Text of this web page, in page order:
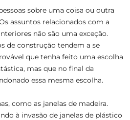
sobre uma coisa ou outra
assuntos relacionados com a
não são uma exceção.
de construção tendem a se
que tenha feito uma escolha
mas que no final da
essa mesma escolha.
como as janelas de madeira.
à invasão de janelas de plástico